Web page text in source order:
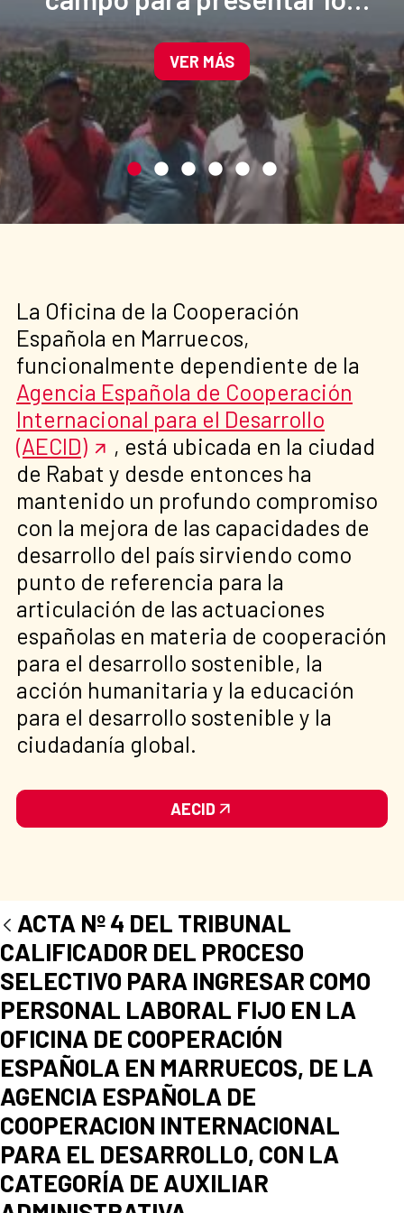
avances del proyecto de
gestión sostenible de la
cochinilla del cactus en
Marruecos
VER MÁS
La Oficina de la Cooperación
Española en Marruecos,
funcionalmente dependiente de la
Agencia Española de Cooperación
Internacional para el Desarrollo
(AECID)
, está ubicada en la ciudad
de Rabat y desde entonces ha
mantenido un profundo compromiso
con la mejora de las capacidades de
desarrollo del país sirviendo como
punto de referencia para la
articulación de las actuaciones
españolas en materia de cooperación
para el desarrollo sostenible, la
acción humanitaria y la educación
para el desarrollo sostenible y la
ciudadanía global.
AECID
ACTA Nº 4 DEL TRIBUNAL
CALIFICADOR DEL PROCESO
SELECTIVO PARA INGRESAR COMO
PERSONAL LABORAL FIJO EN LA
OFICINA DE COOPERACIÓN
ESPAÑOLA EN MARRUECOS, DE LA
AGENCIA ESPAÑOLA DE
COOPERACION INTERNACIONAL
PARA EL DESARROLLO, CON LA
CATEGORÍA DE AUXILIAR